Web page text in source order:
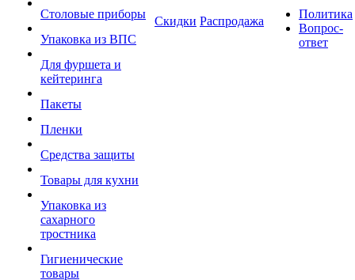
Столовые приборы
Упаковка из ВПС
Для фуршета и
кейтеринга
Пакеты
Пленки
Средства защиты
Товары для кухни
Упаковка из
сахарного
тростника
Гигиенические
товары
Скидки Распродажа
Политика
Вопрос-
ответ